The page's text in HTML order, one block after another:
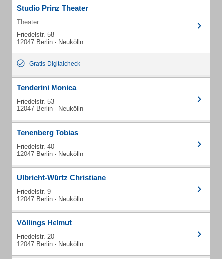
Studio Prinz Theater
Theater
Friedelstr. 58
12047 Berlin - Neukölln
Gratis-Digitalcheck
Tenderini Monica
Friedelstr. 53
12047 Berlin - Neukölln
Tenenberg Tobias
Friedelstr. 40
12047 Berlin - Neukölln
Ulbricht-Würtz Christiane
Friedelstr. 9
12047 Berlin - Neukölln
Völlings Helmut
Friedelstr. 20
12047 Berlin - Neukölln